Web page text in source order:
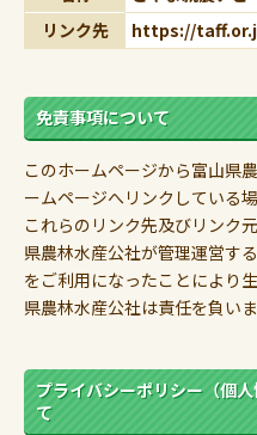
リンク先
https://
免責事項について
このホームページから富山県
ームページへリンクしている
これらのリンク先及びリンク
県農林水産公社が管理運営す
をご利用になったことにより
県農林水産公社は責任を負いま
プライバシーポリシー（個
て